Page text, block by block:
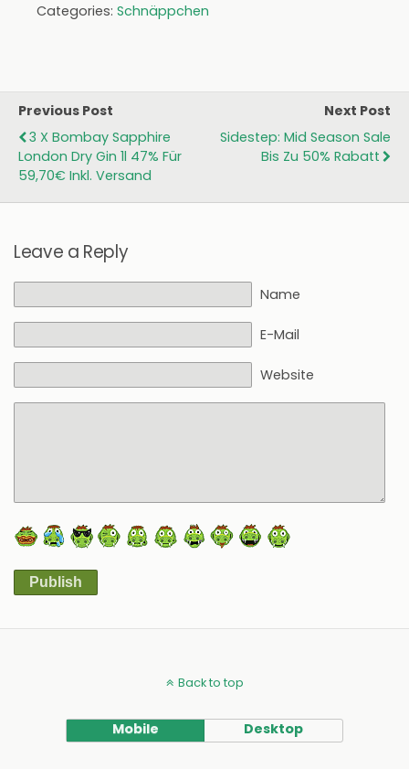
Categories: Schnäppchen
Previous Post
3 X Bombay Sapphire
London Dry Gin 1l 47% Für
59,70€ Inkl. Versand
Next Post
Sidestep: Mid Season Sale
Bis Zu 50% Rabatt
Leave a Reply
Name
E-Mail
Website
Publish
Back to top
Mobile Desktop